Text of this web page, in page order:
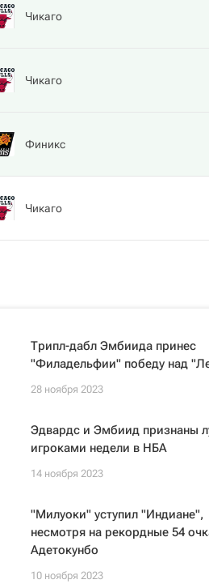
Чикаго
Чикаго
Финикс
Чикаго
Трипл-дабл Эмбиида принес
"Филадельфии" победу над
28 ноября 2023
Эдвардс и Эмбиид признаны
игроками недели в НБА
14 ноября 2023
"Милуоки" уступил "Индиане",
несмотря на рекордные 54
Адетокунбо
10 ноября 2023